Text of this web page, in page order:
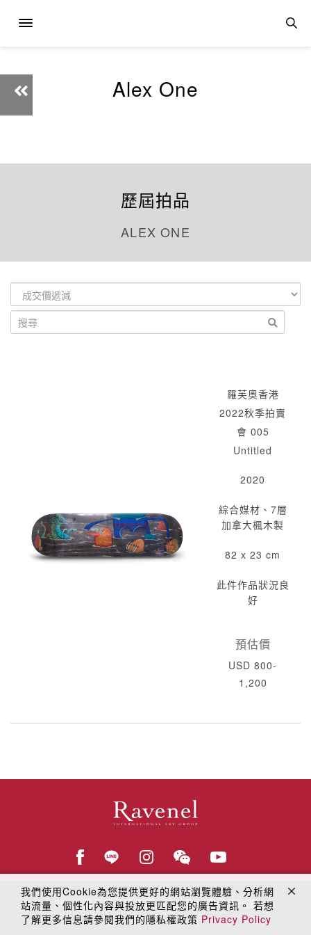
Alex One
歷屆拍品
ALEX ONE
羅芙奧香港
2022秋季拍賣
會 005
Untitled
2020
綜合媒材、7層
加拿大楓木製
82 x 23 cm
此件作品狀況良
好
預估價
USD 800-
1,200
© 2018羅芙奧藝術集團 線上隱私權保護政策
我們使用Cookie為您提供更好的網站瀏覽體驗、分析網
站流量、個性化內容與投放更匹配您的廣告資訊。 若想
了解更多信息請參閱我們的隱私權政策 Privacy Policy